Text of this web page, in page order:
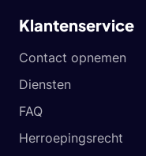
Klantenservice
Contact opnemen
Diensten
FAQ
Herroepingsrecht